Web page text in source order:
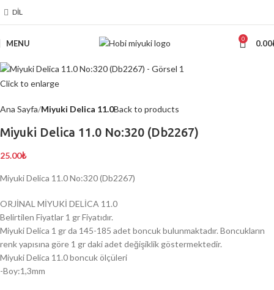
DIL
MENU 0 0.00
Click to enlarge
Ana Sayfa Miyuki Delica 11.0Back to products
Miyuki Delica 11.0 No:320 (Db2267)
25.00₺
Miyuki Delica 11.0 No:320 (Db2267)
ORJİNAL MİYUKİ DELİCA 11.0
Belirtilen Fiyatlar 1 gr Fiyatıdır.
Miyuki Delica 1 gr da 145-185 adet boncuk bulunmaktadır. Boncukların
renk yapısına göre 1 gr daki adet değişiklik göstermektedir.
Miyuki Delica 11.0 boncuk ölçüleri
-Boy:1,3mm